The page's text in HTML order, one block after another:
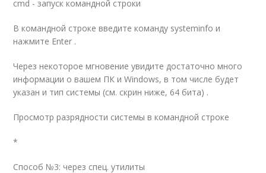
cmd - запуск командной строки
В командной строке введите команду systeminfo и
нажмите Enter .
Через некоторое мгновение увидите достаточно много
информации о вашем ПК и Windows, в том числе будет
указан и тип системы (см. скрин ниже, 64 бита) .
Просмотр разрядности системы в командной строке
*
Способ №3: через спец. утилиты